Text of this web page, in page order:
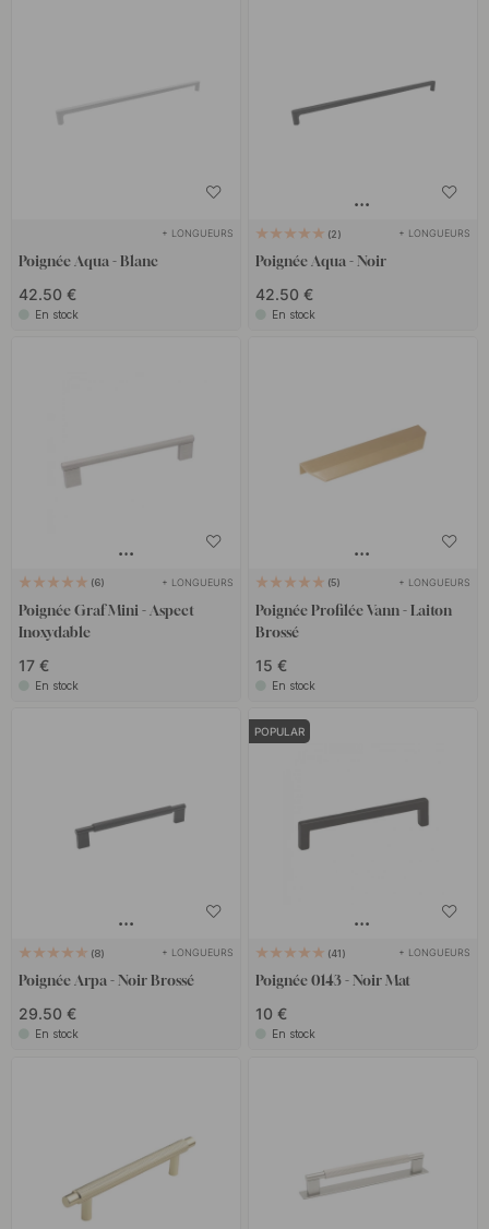
+ LONGUEURS
Poignée Aqua - Blanc
42.50 €
En stock
2 + LONGUEURS
Poignée Aqua - Noir
42.50 €
En stock
6 + LONGUEURS
Poignée Graf Mini - Aspect
Inoxydable
17 €
En stock
5 + LONGUEURS
Poignée Profilée Vann - Laiton
Brossé
15 €
En stock
8 + LONGUEURS
Poignée Arpa - Noir Brossé
29.50 €
En stock
POPULAR
41 + LONGUEURS
Poignée 0143 - Noir Mat
10 €
En stock